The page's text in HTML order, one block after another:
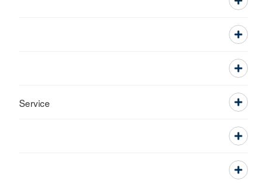
Service